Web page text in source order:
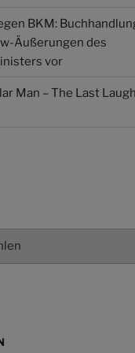
BKM:
Äußerungen des
vor
Man – The Last